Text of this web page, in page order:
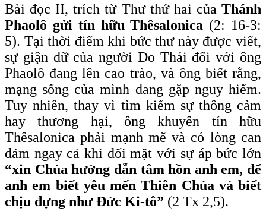
Bài đọc II, trích từ Thư thứ hai của Thánh
Phaolô gửi tín hữu Thêsalonica (2: 16-3:
5). Tại thời điểm khi bức thư này được viết,
sự giận dữ của người Do Thái đối với ông
Phaolô đang lên cao trào, và ông biết rằng,
mạng sống của mình đang gặp nguy hiểm.
Tuy nhiên, thay vì tìm kiếm sự thông cảm
hay thương hại, ông khuyên tín hữu
Thêsalonica phải mạnh mẽ và có lòng can
đảm ngay cả khi đối mặt với sự áp bức lớn
“xin Chúa hướng dẫn tâm hồn anh em, để
anh em biết yêu mến Thiên Chúa và biết
chịu đựng như Đức Ki-tô” (2 Tx 2,5).